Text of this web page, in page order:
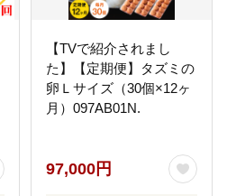
【TVで紹介されまし
た】【定期便】タズミの
卵Ｌサイズ（30個×12ヶ
月）097AB01N.
97,000円